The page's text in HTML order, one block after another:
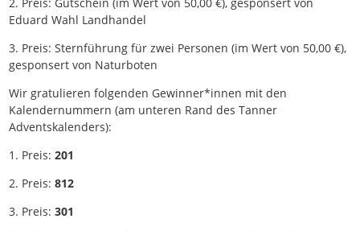
Eduard Wahl Landhandel
3. Preis: Sternführung für zwei Personen (im Wert von 50,00 €),
gesponsert von Naturboten
Wir gratulieren folgenden Gewinner*innen mit den
Kalendernummern (am unteren Rand des Tanner
Adventskalenders):
1. Preis:201
2. Preis:812
3. Preis:301